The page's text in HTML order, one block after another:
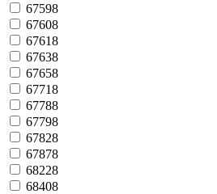
67598
67608
67618
67638
67658
67718
67788
67798
67828
67878
68228
68408